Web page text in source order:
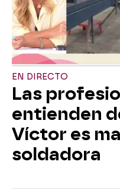
EN DIRECTO
Las
entienden
Víctor es
soldadora